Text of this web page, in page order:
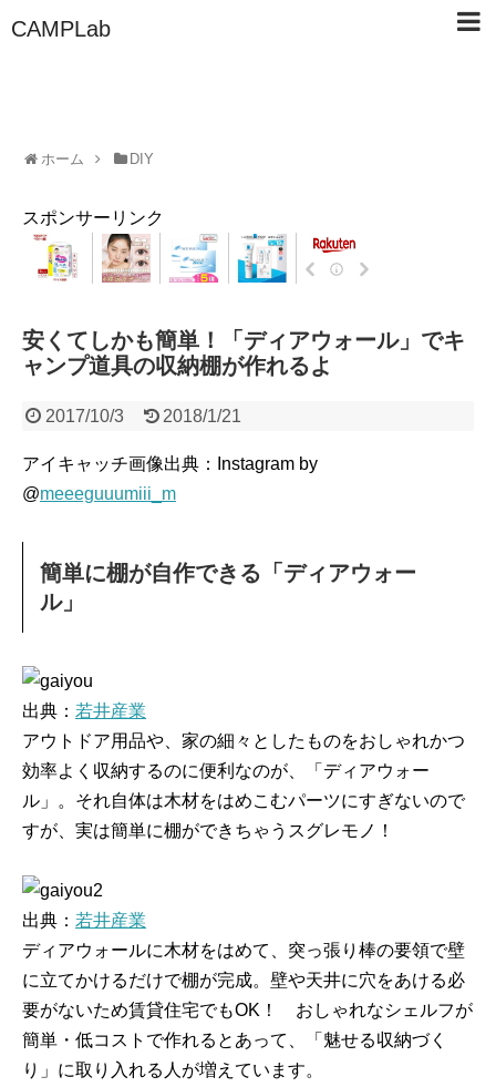
CAMPLab
ホーム DIY
スポンサーリンク
安くてしかも簡単！「ディアウォール」でキ
ャンプ道具の収納棚が作れるよ
2017/10/3 2018/1/21
アイキャッチ画像出典：Instagram by
@meeeguuumiii_m
簡単に棚が自作できる「ディアウォー
ル」
出典： 若井産業
アウトドア用品や、家の細々としたものをおしゃれかつ
効率よく収納するのに便利なのが、「ディアウォー
ル」。それ自体は木材をはめこむパーツにすぎないので
すが、実は簡単に棚ができちゃうスグレモノ！
出典： 若井産業
ディアウォールに木材をはめて、突っ張り棒の要領で壁
に立てかけるだけで棚が完成。壁や天井に穴をあける必
要がないため賃貸住宅でもOK！ おしゃれなシェルフが
簡単・低コストで作れるとあって、「魅せる収納づく
り」に取り入れる人が増えています。